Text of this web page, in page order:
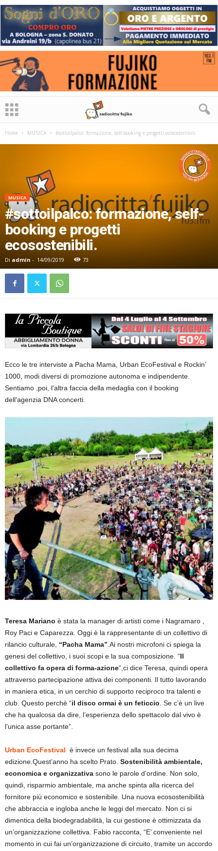
Home MUSICA #sottoilpalco: formazione, self-booking e progetti ecosostenibili.
MUSICA
#sottoilpalco: formazione, self-
booking e progetti
ecosostenibili.
Di admin - 14/09/2019 73
Ecco le tre interviste a Pacha Mama, Urban EcoFestival e Rockin’
1000, modi diversi di promozione autonoma e indipendente.
Sentiamo ,poi, l’altra faccia della medaglia con il booking
dell’agenzia DNA concerti.
Teresa Mariano è stata la manager di artisti come i Nagramaro ,
Roy Paci e Caparezza. Oggi è la rappresentante di un collettivo di
rilancio culturale, “Pacha Mama”.Ai nostri microfoni ci spiega la
genesi del collettivo, i suoi scopi e la sua composizione. “Il
collettivo fa opera di forma-azione“,ci dice Teresa, quindi opera
attraverso partecipazione attiva dei componenti. Il tutto lavorando
in maniera etica, in un cerchio di supporto reciproco tra talenti e
club. Questo perchè “il disco ormai è un feticcio. Se c’è un live
che ha qualcosa da dire, l’esperienza dello spettacolo dal vivo è
l’unica asse portante”.
Urban EcoFestival è invece un festival alla sua decima
edizione.Quest’anno ha scelto Prato. Sostenibilità ambientale,
economica e organizzativa sono le parole d’ordine. Non solo,
quindi, risparmio ambientale, ma anche spinta alla ricerca del
fornitore più economico e sostenibile. Una nuova ecosostenibilità
che abbraccia e ingloba anche le leggi del mercato. Non ci si
dimentica della biodegradabilità, la cui gestione è ottimizzata da
un’organizzazione collettiva. Fabio racconta, “E’ conveniente nel
momento in cui fai un’organizzazione di circuito, tramite un accordo